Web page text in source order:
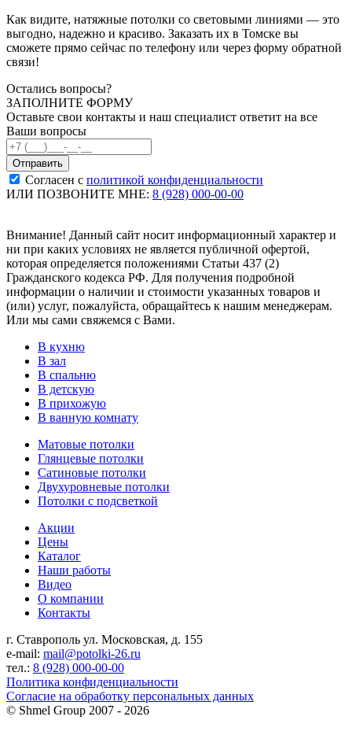
Как видите, натяжные потолки со световыми линиями — это
выгодно, надежно и красиво. Заказать их в Томске вы
сможете прямо сейчас по телефону или через форму обратной
связи!
Остались вопросы?
ЗАПОЛНИТЕ ФОРМУ
Оставьте свои контакты и наш специалист ответит на все
Ваши вопросы
Согласен с политикой конфиденциальности
ИЛИ ПОЗВОНИТЕ МНЕ: 8 (928) 000-00-00
Внимание! Данный сайт носит информационный характер и
ни при каких условиях не является публичной офертой,
которая определяется положениями Статьи 437 (2)
Гражданского кодекса РФ. Для получения подробной
информации о наличии и стоимости указанных товаров и
(или) услуг, пожалуйста, обращайтесь к нашим менеджерам.
Или мы сами свяжемся с Вами.
В кухню
В зал
В спальню
В детскую
В прихожую
В ванную комнату
Матовые потолки
Глянцевые потолки
Сатиновые потолки
Двухуровневые потолки
Потолки с подсветкой
Акции
Цены
Каталог
Наши работы
Видео
О компании
Контакты
г. Ставрополь ул. Московская, д. 155
e-mail: mail@potolki-26.ru
тел.: 8 (928) 000-00-00
Политика конфиденциальности
Согласие на обработку персональных данных
© Shmel Group 2007 - 2026